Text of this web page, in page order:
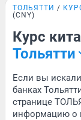
ТОЛЬЯТТИ
(CNY)
Курс
Тольятти
Если вы
банках
странице
информацию о